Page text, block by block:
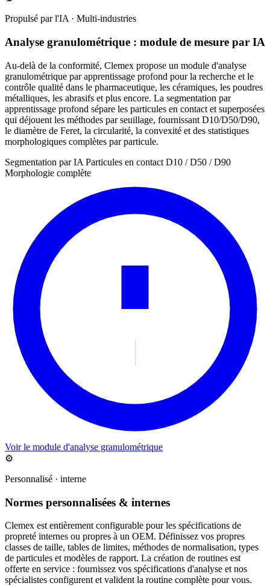
Propulsé par l'IA · Multi-industries
Analyse granulométrique : module de mesure par IA
Au-delà de la conformité, Clemex propose un module d'analyse
granulométrique par apprentissage profond pour la recherche et le
contrôle qualité dans le pharmaceutique, les céramiques, les poudres
métalliques, les abrasifs et plus encore. La segmentation par
apprentissage profond sépare les particules en contact et superposées
qui déjouent les méthodes par seuillage, fournissant D10/D50/D90,
le diamètre de Feret, la circularité, la convexité et des statistiques
morphologiques complètes par particule.
Segmentation par IA Particules en contact D10 / D50 / D90
Morphologie complète
Voir le module d'analyse granulométrique
⚙️
Personnalisé · interne
Normes personnalisées & internes
Clemex est entièrement configurable pour les spécifications de
propreté internes ou propres à un OEM. Définissez vos propres
classes de taille, tables de limites, méthodes de normalisation, types
de particules et modèles de rapport. La création de routines est
offerte en service : fournissez vos spécifications d'analyse et nos
spécialistes configurent et valident la routine complète pour vous.